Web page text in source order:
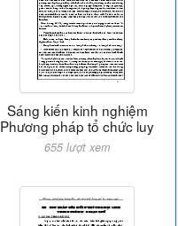
Sáng kiến kinh nghiệm
Phương pháp tổ chức luy
655 lượt xem